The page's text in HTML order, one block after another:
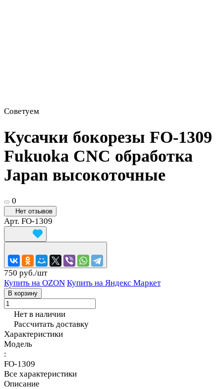
Советуем
Кусачки бокорезы FO-1309
Fukuoka CNC обработка
Japan высокоточные
0
Нет отзывов
Арт. FO-1309
750 руб./шт
Купить на OZON Купить на Яндекс Маркет
В корзину
Нет в наличии
Рассчитать доставку
Характеристики
Модель
:
FO-1309
Все характеристики
Описание